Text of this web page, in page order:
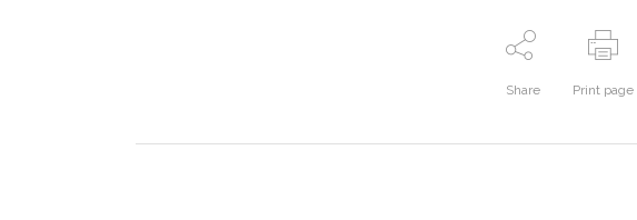
Share Print page